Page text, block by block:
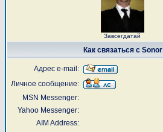
Завсегдатай
Как связаться с Sonor
Адрес e-mail:
Личное сообщение:
MSN Messenger:
Yahoo Messenger:
AIM Address: